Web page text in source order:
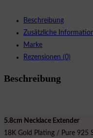
Beschreibung
Zusätzliche
Marke
Rezensionen (0)
Beschreibung
5.8cm Necklace Extender
18K Gold Plating / Pure 925